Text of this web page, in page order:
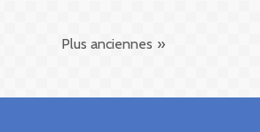
Plus anciennes